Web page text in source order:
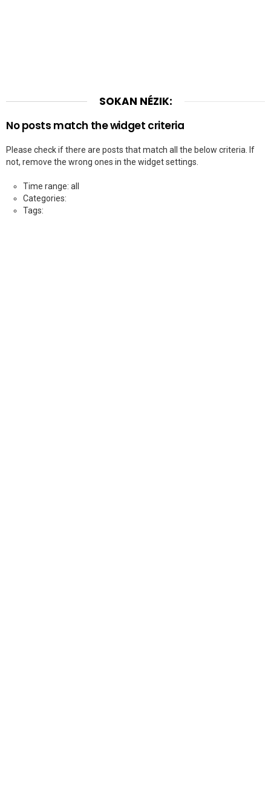
SOKAN NÉZIK:
No posts match the widget criteria
Please check if there are posts that match all the below criteria. If
not, remove the wrong ones in the widget settings.
Time range: all
Categories:
Tags: